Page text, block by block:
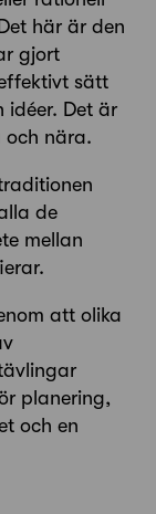
här är den
gjort
sätt
Det är
nära.
de
mellan
att olika
planering,
och en